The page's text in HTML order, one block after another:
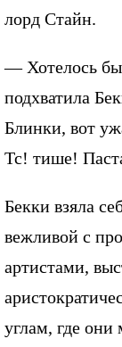
лорд Стайн.
— Хотелось бы
подхватила
Блинки, вот
Тс! тише!
Бекки взяла
вежливой с
артистами,
углам, где